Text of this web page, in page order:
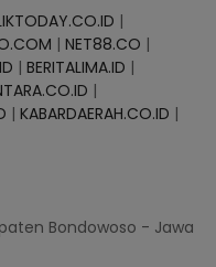
|
| NET88.CO |
| BERITALIMA.ID |
|
| KABARDAERAH.CO.ID |
Bondowoso - Jawa